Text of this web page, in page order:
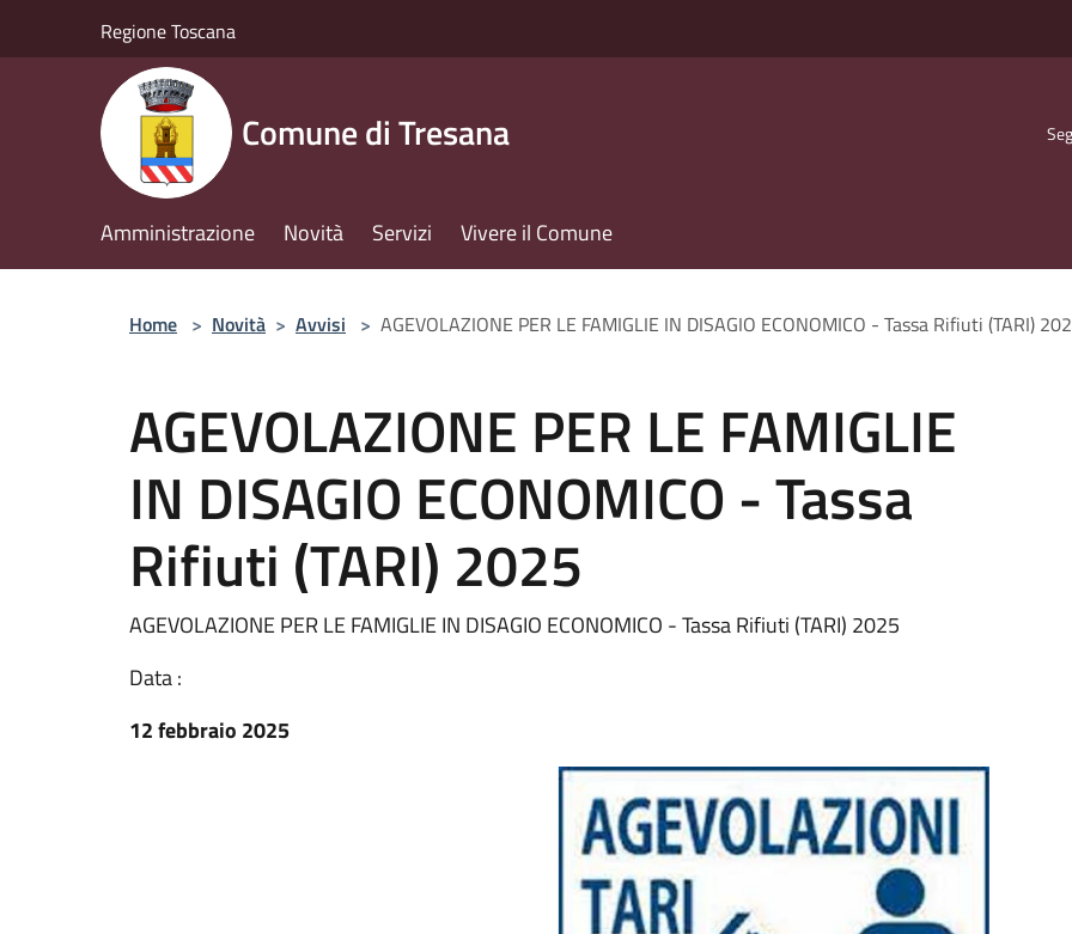
Regione Toscana
Comune di Tresana
Amministrazione Novità Servizi Vivere il Comune
Home > Novità > Avvisi > AGEVOLAZIONE PER LE FAMIGLIE IN DISAGIO ECONOMICO - Tassa Rifiuti (TARI)
AGEVOLAZIONE PER LE FAMIGLIE
IN DISAGIO ECONOMICO - Tassa
Rifiuti (TARI) 2025
AGEVOLAZIONE PER LE FAMIGLIE IN DISAGIO ECONOMICO - Tassa Rifiuti (TARI) 2025
Data :
12 febbraio 2025